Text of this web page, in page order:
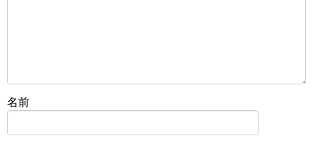
名前